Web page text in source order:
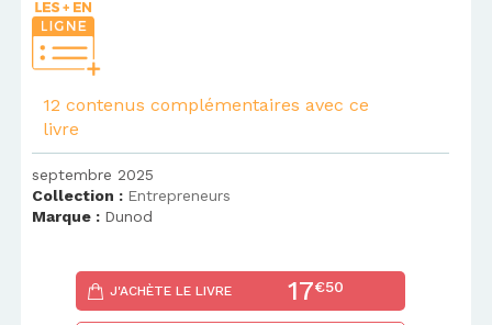
12 contenus complémentaires avec ce
livre
septembre 2025
Collection : Entrepreneurs
Marque : Dunod
J'ACHÈTE LE LIVRE 17€50